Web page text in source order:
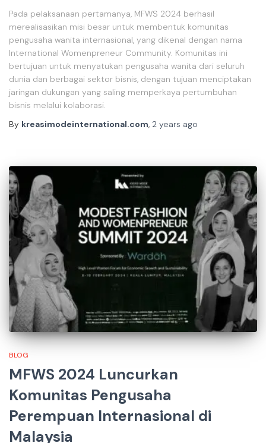
Pada pelaksanaan pertamanya, MFWS 2024 berhasil
merealisasikan misi besar untuk membentuk komunitas
pengusaha wanita internasional, yang dikenal dengan nama
International Womenpreneur Community. Komunitas ini
bertujuan untuk menyatukan pengusaha wanita dari seluruh
dunia dan berbagai sektor bisnis, dengan tujuan menciptakan
jaringan dukungan yang saling memperkaya pertumbuhan
bisnis melalui kolaborasi.
By kreasimodeinternational.com, 2 years ago
BLOG
MFWS 2024 Luncurkan
Komunitas Pengusaha
Perempuan Internasional di
Malaysia